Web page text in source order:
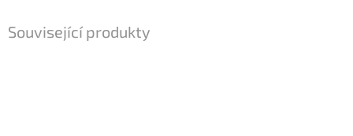
Související produkty